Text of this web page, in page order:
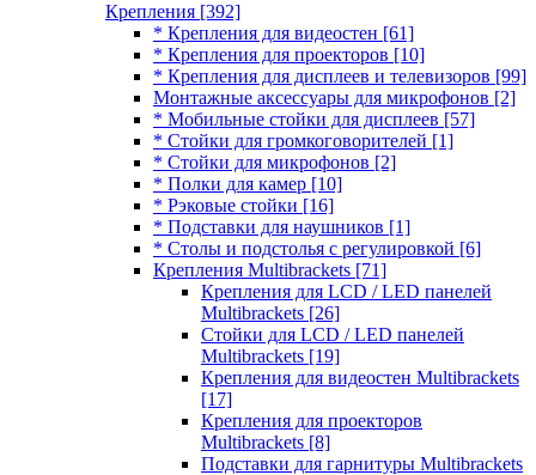
Крепления [392]
* Крепления для видеостен [61]
* Крепления для проекторов [10]
* Крепления для дисплеев и телевизоров [99]
Монтажные аксессуары для микрофонов [2]
* Мобильные стойки для дисплеев [57]
* Стойки для громкоговорителей [1]
* Стойки для микрофонов [2]
* Полки для камер [10]
* Рэковые стойки [16]
* Подставки для наушников [1]
* Столы и подстолья с регулировкой [6]
Крепления Multibrackets [71]
Крепления для LCD / LED панелей
Multibrackets [26]
Стойки для LCD / LED панелей
Multibrackets [19]
Крепления для видеостен Multibrackets
[17]
Крепления для проекторов
Multibrackets [8]
Подставки для гарнитуры Multibrackets